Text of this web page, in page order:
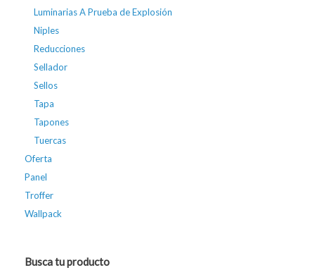
Luminarias A Prueba de Explosión
Niples
Reducciones
Sellador
Sellos
Tapa
Tapones
Tuercas
Oferta
Panel
Troffer
Wallpack
Busca tu producto